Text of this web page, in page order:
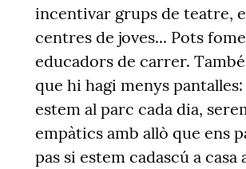
incentivar grups de teatre,
centres de joves... Pots
educadors de carrer.
que hi hagi menys
estem al parc cada dia,
empàtics amb allò que ens
pas si estem cadascú a casa